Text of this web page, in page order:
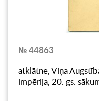
№ 44863
atklātne, Viņa
impērija, 20. gs.